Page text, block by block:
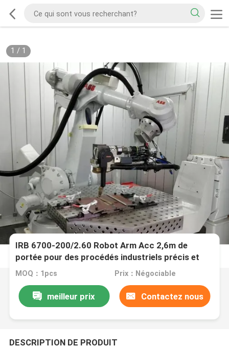
1 / 1
IRB 6700-200/2.60 Robot Arm Acc 2,6m de
portée pour des procédés industriels précis et
rapides
MOQ：1pcs Prix：Négociable
meilleur prix Contactez nous
DESCRIPTION DE PRODUIT